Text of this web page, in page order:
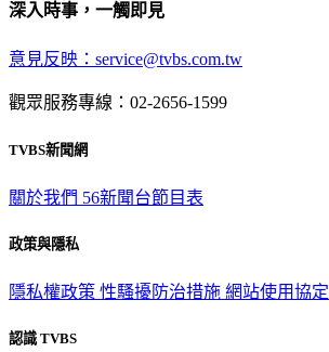
深入時事，一觸即見
意見反映：service@tvbs.com.tw
觀眾服務專線：02-2656-1599
TVBS新聞網
關於我們 56新聞台節目表
政策與隱私
隱私權政策 性騷擾防治措施 網站使用協定
認識 TVBS